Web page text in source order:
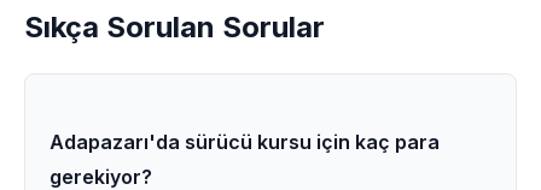
Sıkça Sorulan Sorular
Adapazarı'da sürücü kursu için kaç para
gerekiyor?